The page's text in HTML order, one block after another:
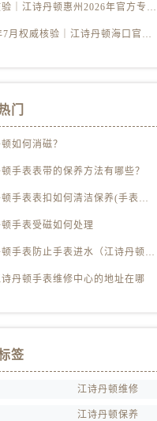
最新核验｜江诗丹顿惠州2026年官方专柜服务热线，7月门店名录一键获取
2026年7月权威核验｜江诗丹顿海口官方专柜服务热线与客户支持
门
如何消磁？
手表表带的保养方法有哪些？
江诗丹顿手表表扣如何清洁保养(手表爱好者必备的清洁保养技巧)
手表受磁如何处理
江诗丹顿手表防止手表进水（江诗丹顿手表怎么预防进水）
丹顿手表维修中心的地址在哪
签
江诗丹顿维修
江诗丹顿保养